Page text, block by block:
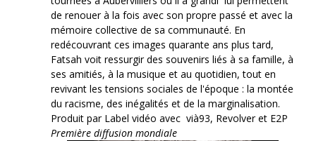
de renouer à la fois avec son propre passé et avec la
mémoire collective de sa communauté. En
redécouvrant ces images quarante ans plus tard,
Fatsah voit ressurgir des souvenirs liés à sa famille, à
ses amitiés, à la musique et au quotidien, tout en
revivant les tensions sociales de l'époque : la montée
du racisme, des inégalités et de la marginalisation.
Produit par Label vidéo avec vià93, Revolver et E2P
Première diffusion mondiale